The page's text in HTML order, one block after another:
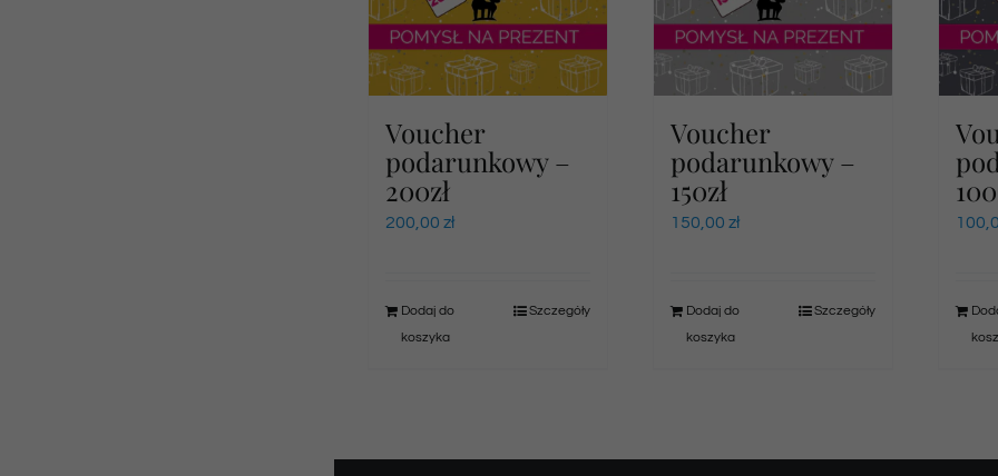
Voucher
podarunkowy –
200zł
200,00 zł
Dodaj do
koszyka
Szczegóły
Voucher
podarunkowy –
150zł
150,00 zł
Dodaj do
koszyka
Szczegóły